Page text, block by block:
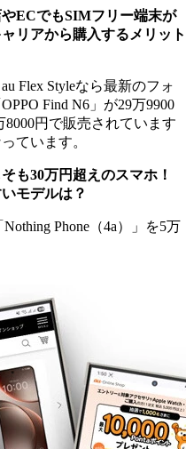
ECでもSIMフリー端末が
リアから購入するメリット
Flex Styleなら最新のフォ
Find N6」が29万9900
円で販売されています
ています。
も30万円超えのスマホ！
モデルは？
Phone（4a）」を5万